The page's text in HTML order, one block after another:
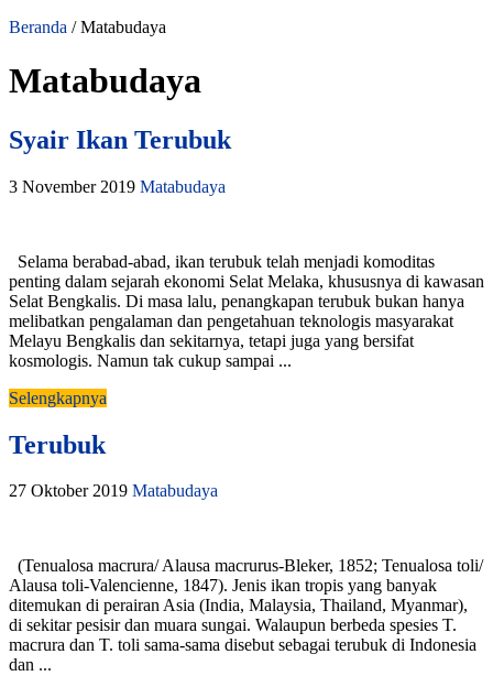
Beranda / Matabudaya
Matabudaya
Syair Ikan Terubuk
3 November 2019 Matabudaya
Selama berabad-abad, ikan terubuk telah menjadi komoditas
penting dalam sejarah ekonomi Selat Melaka, khususnya di kawasan
Selat Bengkalis. Di masa lalu, penangkapan terubuk bukan hanya
melibatkan pengalaman dan pengetahuan teknologis masyarakat
Melayu Bengkalis dan sekitarnya, tetapi juga yang bersifat
kosmologis. Namun tak cukup sampai ...
Selengkapnya
Terubuk
27 Oktober 2019 Matabudaya
(Tenualosa macrura/ Alausa macrurus-Bleker, 1852; Tenualosa toli/
Alausa toli-Valencienne, 1847). Jenis ikan tropis yang banyak
ditemukan di perairan Asia (India, Malaysia, Thailand, Myanmar),
di sekitar pesisir dan muara sungai. Walaupun berbeda spesies T.
macrura dan T. toli sama-sama disebut sebagai terubuk di Indonesia
dan ...